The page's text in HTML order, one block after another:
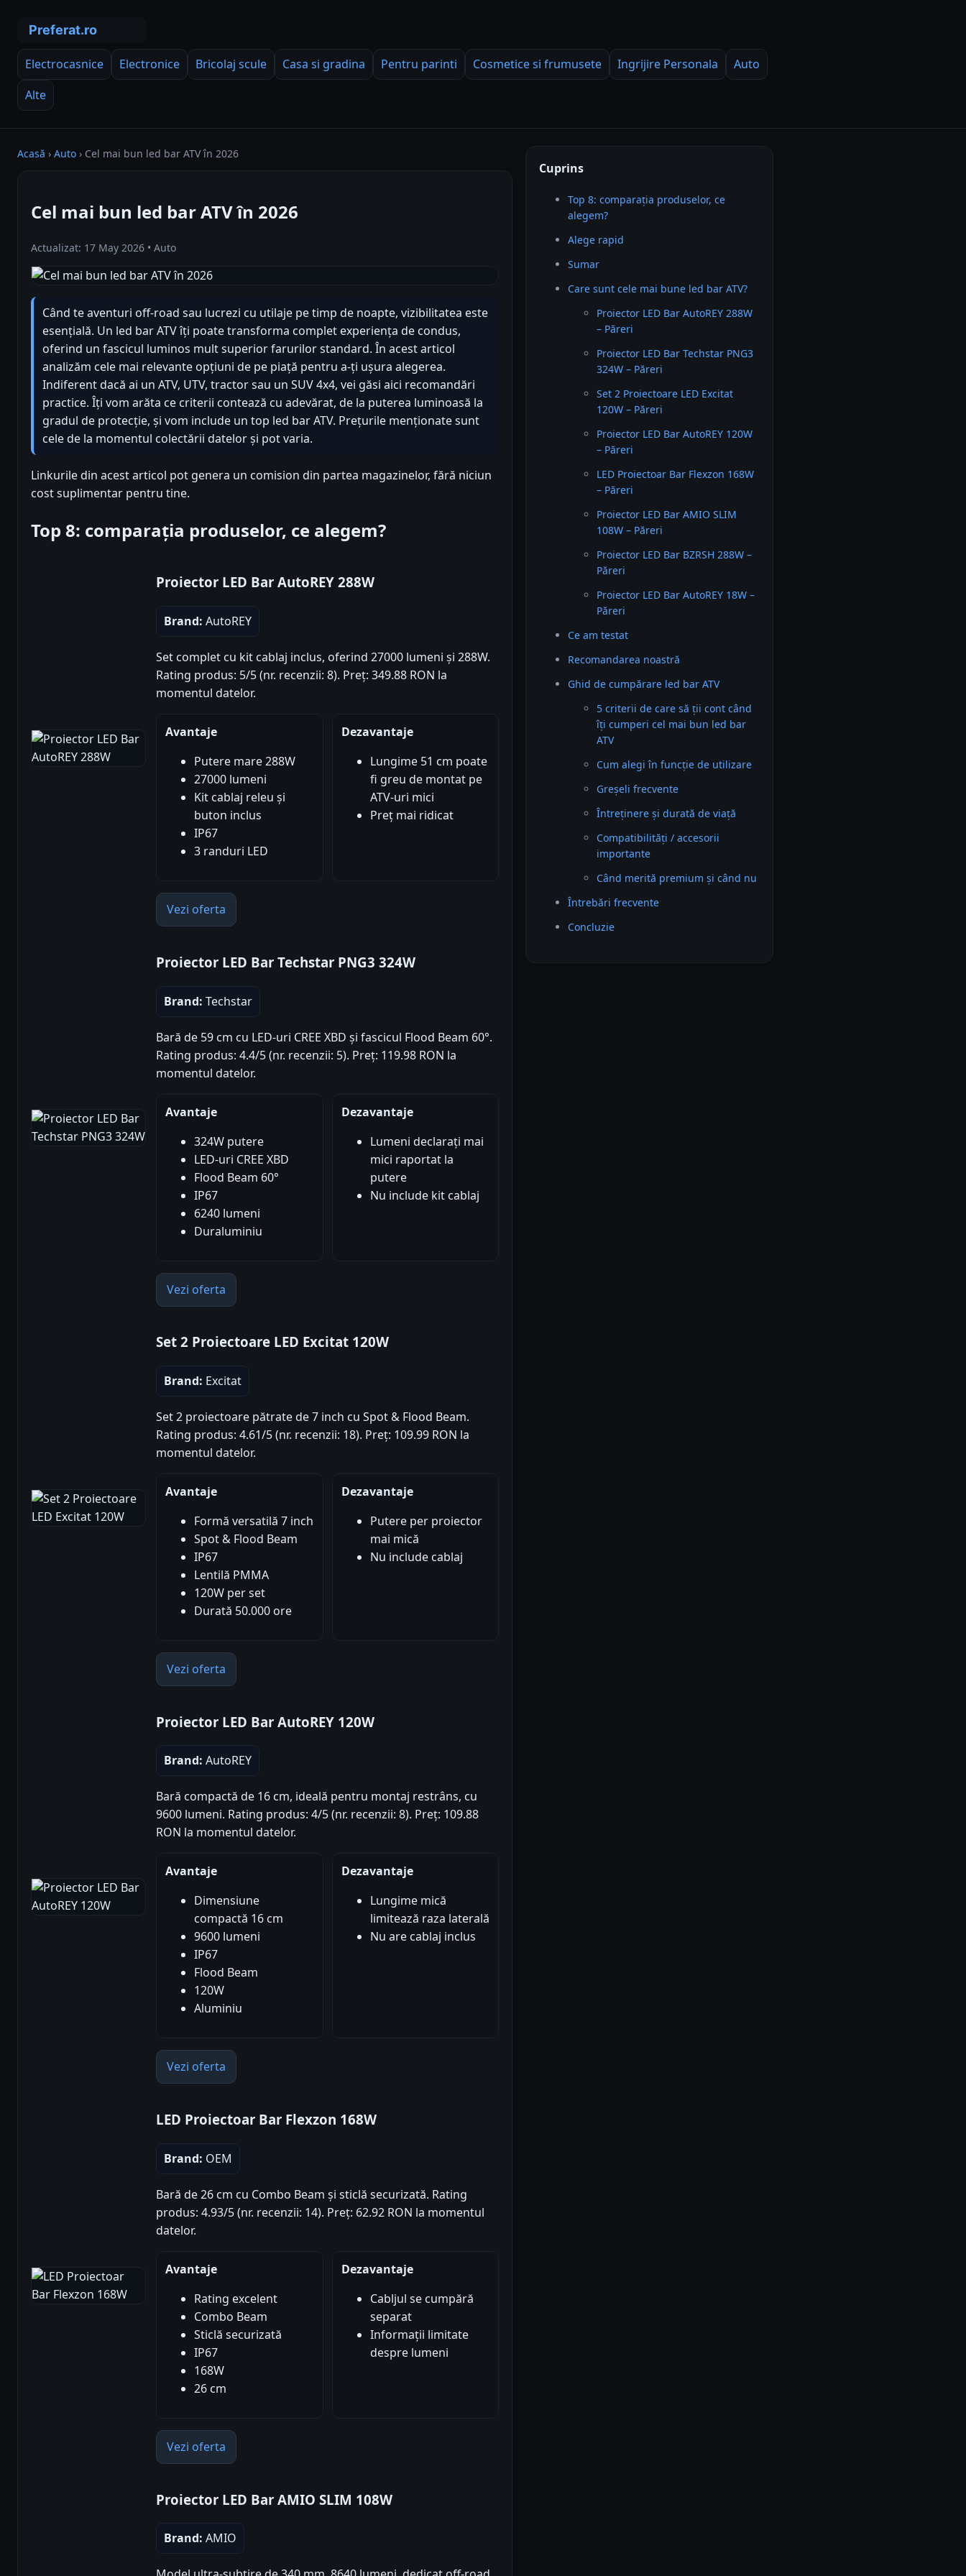
Electrocasnice Electronice Bricolaj scule Casa si gradina Pentru parinti Cosmetice si frumusete Ingrijire Personala
Auto
Alte
Acasă › Auto › Cel mai bun led bar ATV în 2026
Cel mai bun led bar ATV în 2026
Actualizat: 17 May 2026 • Auto
Când te aventuri off-road sau lucrezi cu utilaje pe timp de noapte, vizibilitatea este
esențială. Un led bar ATV îți poate transforma complet experiența de condus,
oferind un fascicul luminos mult superior farurilor standard. În acest articol
analizăm cele mai relevante opțiuni de pe piață pentru a-ți ușura alegerea.
Indiferent dacă ai un ATV, UTV, tractor sau un SUV 4x4, vei găsi aici recomandări
practice. Îți vom arăta ce criterii contează cu adevărat, de la puterea luminoasă la
gradul de protecție, și vom include un top led bar ATV. Prețurile menționate sunt
cele de la momentul colectării datelor și pot varia.
Linkurile din acest articol pot genera un comision din partea magazinelor, fără niciun
cost suplimentar pentru tine.
Top 8: comparația produselor, ce alegem?
Proiector LED Bar AutoREY 288W
Brand: AutoREY
Set complet cu kit cablaj inclus, oferind 27000 lumeni și 288W.
Rating produs: 5/5 (nr. recenzii: 8). Preț: 349.88 RON la
momentul datelor.
Avantaje
Putere mare 288W
27000 lumeni
Kit cablaj releu și
buton inclus
IP67
3 randuri LED
Dezavantaje
Lungime 51 cm poate
fi greu de montat pe
ATV-uri mici
Preț mai ridicat
Vezi oferta
Proiector LED Bar Techstar PNG3 324W
Brand: Techstar
Bară de 59 cm cu LED-uri CREE XBD și fascicul Flood Beam 60°.
Rating produs: 4.4/5 (nr. recenzii: 5). Preț: 119.98 RON la
momentul datelor.
Avantaje
324W putere
LED-uri CREE XBD
Flood Beam 60°
IP67
6240 lumeni
Duraluminiu
Dezavantaje
Lumeni declarați mai
mici raportat la
putere
Nu include kit cablaj
Vezi oferta
Set 2 Proiectoare LED Excitat 120W
Brand: Excitat
Set 2 proiectoare pătrate de 7 inch cu Spot & Flood Beam.
Rating produs: 4.61/5 (nr. recenzii: 18). Preț: 109.99 RON la
momentul datelor.
Avantaje
Formă versatilă 7 inch
Spot & Flood Beam
IP67
Lentilă PMMA
120W per set
Durată 50.000 ore
Dezavantaje
Putere per proiector
mai mică
Nu include cablaj
Vezi oferta
Proiector LED Bar AutoREY 120W
Brand: AutoREY
Bară compactă de 16 cm, ideală pentru montaj restrâns, cu
9600 lumeni. Rating produs: 4/5 (nr. recenzii: 8). Preț: 109.88
RON la momentul datelor.
Avantaje
Dimensiune
compactă 16 cm
9600 lumeni
IP67
Flood Beam
120W
Aluminiu
Dezavantaje
Lungime mică
limitează raza laterală
Nu are cablaj inclus
Vezi oferta
LED Proiectoar Bar Flexzon 168W
Brand: OEM
Bară de 26 cm cu Combo Beam și sticlă securizată. Rating
produs: 4.93/5 (nr. recenzii: 14). Preț: 62.92 RON la momentul
datelor.
Avantaje
Rating excelent
Combo Beam
Sticlă securizată
IP67
168W
26 cm
Dezavantaje
Cabljul se cumpără
separat
Informații limitate
despre lumeni
Vezi oferta
Proiector LED Bar AMIO SLIM 108W
Brand: AMIO
Cuprins
Top 8: comparația produselor, ce
alegem?
Alege rapid
Sumar
Care sunt cele mai bune led bar ATV?
Proiector LED Bar AutoREY 288W
– Păreri
Proiector LED Bar Techstar PNG3
324W – Păreri
Set 2 Proiectoare LED Excitat
120W – Păreri
Proiector LED Bar AutoREY 120W
– Păreri
LED Proiectoar Bar Flexzon 168W
– Păreri
Proiector LED Bar AMIO SLIM
108W – Păreri
Proiector LED Bar BZRSH 288W –
Păreri
Proiector LED Bar AutoREY 18W –
Păreri
Ce am testat
Recomandarea noastră
Ghid de cumpărare led bar ATV
5 criterii de care să ții cont când
îți cumperi cel mai bun led bar
ATV
Cum alegi în funcție de utilizare
Greșeli frecvente
Întreținere și durată de viață
Compatibilități / accesorii
importante
Când merită premium și când nu
Întrebări frecvente
Concluzie